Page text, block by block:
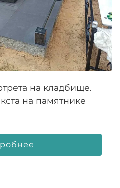
на кладбище.
на памятнике